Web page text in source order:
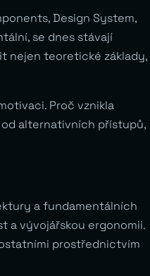
Design System,
se dnes stávají
nejen teoretické základy,
Proč vznikla
od alternativních přístupů,
a fundamentálních
a vývojářskou ergonomii.
prostřednictvím